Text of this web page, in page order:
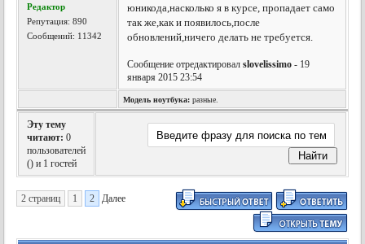
Редактор
Репутация:890
Сообщений: 11342
юникода,насколько я в курсе, пропадает само
так же,как и появилось,после
обновлений,ничего делать не требуется.
Сообщение отредактировалslovelissimo - 19
января 2015 23:54
Модель ноутбука: разные.
Эту тему
читают: 0
пользователей
() и 1 гостей
2 страниц 1 2 Далее